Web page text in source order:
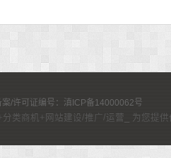
案/许可证编号：滇ICP备14000062号
分类商机+网站建设/推广/运营_ 为您提